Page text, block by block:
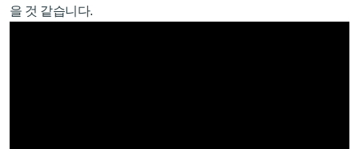
을 것 같습니다.